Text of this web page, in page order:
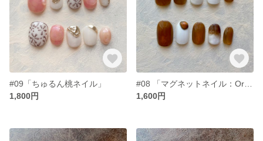
#09「ちゅるん桃ネイル」
1,800円
1,600円